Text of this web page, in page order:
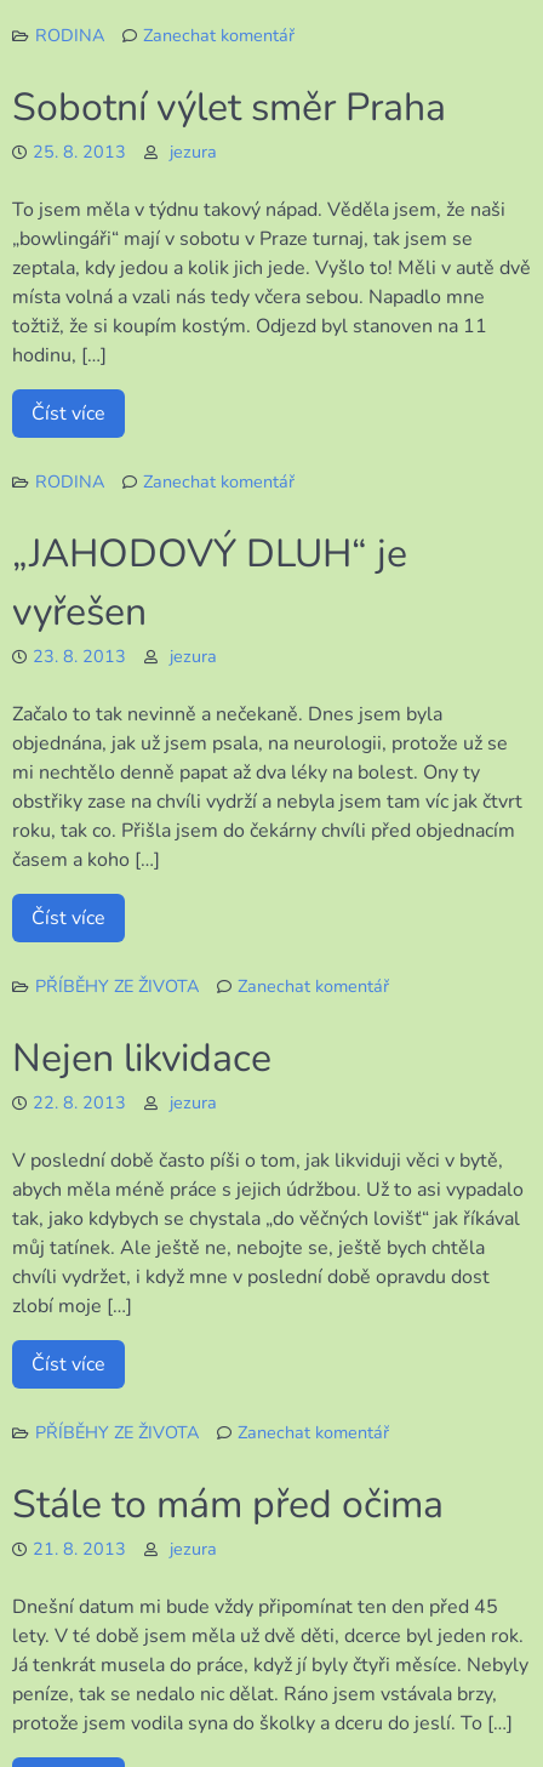
RODINA
Zanechat komentář
náročný
Sobotní výlet směr Praha
25. 8. 2013 jezura
To jsem měla v týdnu takový nápad. Věděla jsem, že naši
„bowlingáři“ mají v sobotu v Praze turnaj, tak jsem se
zeptala, kdy jedou a kolik jich jede. Vyšlo to! Měli v autě dvě
místa volná a vzali nás tedy včera sebou. Napadlo mne
tožtiž, že si koupím kostým. Odjezd byl stanoven na 11
hodinu, […]
Číst více
RODINA
Zanechat komentář
výlet
„JAHODOVÝ DLUH“ je
vyřešen
23. 8. 2013 jezura
Začalo to tak nevinně a nečekaně. Dnes jsem byla
objednána, jak už jsem psala, na neurologii, protože už se
mi nechtělo denně papat až dva léky na bolest. Ony ty
obstřiky zase na chvíli vydrží a nebyla jsem tam víc jak čtvrt
roku, tak co. Přišla jsem do čekárny chvíli před objednacím
časem a koho […]
Číst více
PŘÍBĚHY ZE ŽIVOTA
Zanechat komentář
Nejen likvidace
22. 8. 2013 jezura
V poslední době často píši o tom, jak likviduji věci v bytě,
abych měla méně práce s jejich údržbou. Už to asi vypadalo
tak, jako kdybych se chystala „do věčných lovišť“ jak říkával
můj tatínek. Ale ještě ne, nebojte se, ještě bych chtěla
chvíli vydržet, i když mne v poslední době opravdu dost
zlobí moje […]
Číst více
PŘÍBĚHY ZE ŽIVOTA
Zanechat komentář
likvidace
Stále to mám před očima
21. 8. 2013 jezura
Dnešní datum mi bude vždy připomínat ten den před 45
lety. V té době jsem měla už dvě děti, dcerce byl jeden rok.
Já tenkrát musela do práce, když jí byly čtyři měsíce. Nebyly
peníze, tak se nedalo nic dělat. Ráno jsem vstávala brzy,
protože jsem vodila syna do školky a dceru do jeslí. To […]